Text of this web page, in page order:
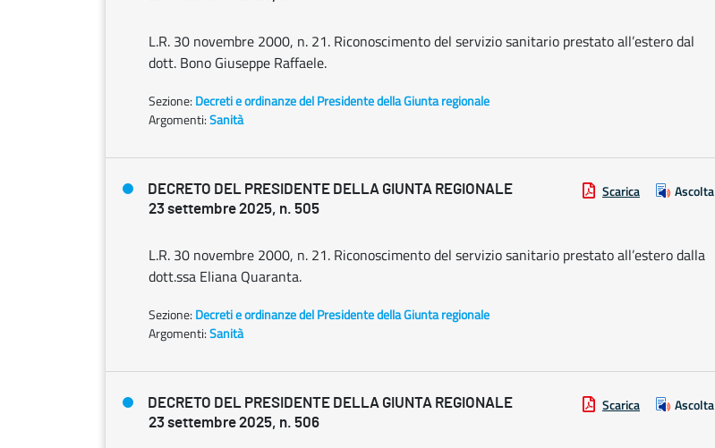
L.R. 30 novembre 2000, n. 21. Riconoscimento del servizio sanitario prestato all’estero dal
dott. Bono Giuseppe Raffaele.
Sezione: Decreti e ordinanze del Presidente della Giunta regionale
Argomenti:Sanità
DECRETO DEL PRESIDENTE DELLA GIUNTA REGIONALE
23 settembre 2025, n. 505
Scarica Ascolta
L.R. 30 novembre 2000, n. 21. Riconoscimento del servizio sanitario prestato all’estero dalla
dott.ssa Eliana Quaranta.
Sezione: Decreti e ordinanze del Presidente della Giunta regionale
Argomenti:Sanità
DECRETO DEL PRESIDENTE DELLA GIUNTA REGIONALE
23 settembre 2025, n. 506
Scarica Ascolta